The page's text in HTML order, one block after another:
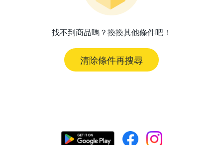
找不到商品嗎？換換其他條件吧！
清除條件再搜尋